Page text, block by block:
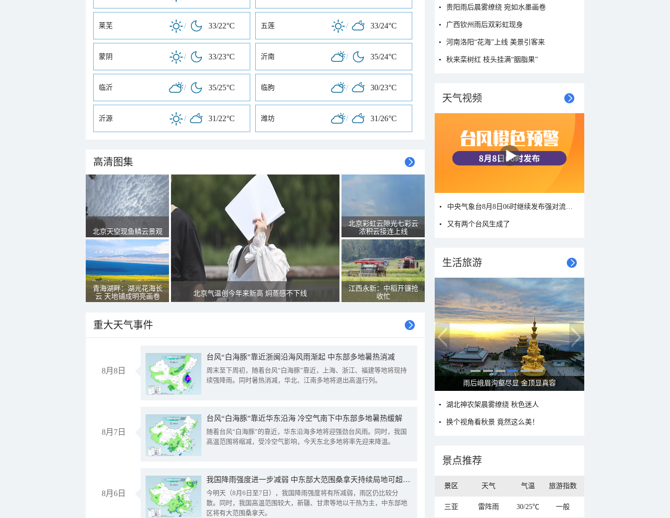
莱芜 / 33/22°C 五莲 / 33/24°C
蒙阴 / 33/23°C 沂南 / 35/24°C
临沂 / 35/25°C 临朐 / 30/23°C
沂源 / 31/22°C 潍坊 / 31/26°C
高清图集
北京天空现鱼鳞云景观
青海湖畔：湖光花海长
云 天地铺成明亮画卷
北京气温创今年来新高 焖蒸感不下线
北京彩虹云隙光七彩云
浓积云接连上线
江西永新：中稻开镰抢
收忙
重大天气事件
8月8日
台风“白海豚”靠近浙闽沿海风雨渐起 中东部多地暑热消减
周末至下周初，随着台风“白海豚”靠近，上海、浙江、福建等地将现持
续强降雨。同时暑热消减，华北、江南多地将退出高温行列。
8月7日
台风“白海豚”靠近华东沿海 冷空气南下中东部多地暑热缓解
随着台风“白海豚”的靠近，华东沿海多地将迎强劲台风雨。同时，我国
高温范围将缩减，受冷空气影响，今天东北多地将率先迎来降温。
8月6日
我国降雨强度进一步减弱 中东部大范围桑拿天持续局地可超38℃
今明天（8月6日至7日），我国降雨强度将有所减弱，雨区仍比较分
散。同时，我国高温范围较大，新疆、甘肃等地以干热为主，中东部地
区将有大范围桑拿天。
贵阳雨后晨雾缭绕 宛如水墨画卷
广西钦州雨后双彩虹现身
河南洛阳“花海”上线 美景引客来
秋来栾树红 枝头挂满“胭脂果”
天气视频
又有两个台风生成了
生活旅游
秋意浓 蓝天映衬下的哈尔滨伏尔加庄园
湖北神农架晨雾缭绕 秋色迷人
换个视角看秋景 竟然这么美！
景点推荐
景区 天气 气温 旅游指数
三亚 雷阵雨 30/25℃ 一般